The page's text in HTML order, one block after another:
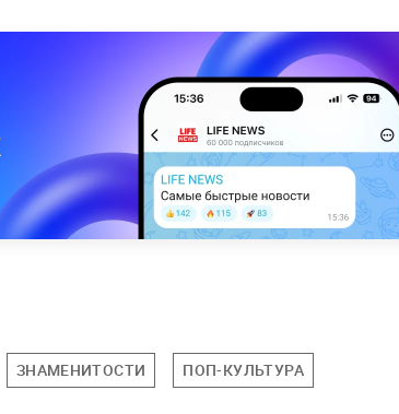
ЗНАМЕНИТОСТИ ПОП-КУЛЬТУРА